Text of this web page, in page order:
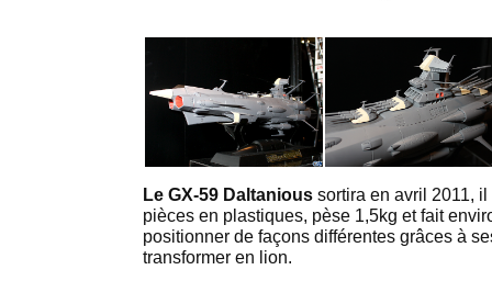
Le GX-59 Daltanious sortira en avril 2011,
pièces en plastiques, pèse 1,5kg et fait
positionner de façons différentes grâces à
transformer en lion.